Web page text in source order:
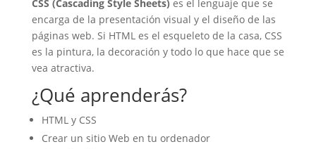
CSS (Cascading Style Sheets) es el lenguaje que se
encarga de la presentación visual y el diseño de las
páginas web. Si HTML es el esqueleto de la casa, CSS
es la pintura, la decoración y todo lo que hace que se
vea atractiva.
¿Qué aprenderás?
HTML y CSS
Crear un sitio Web en tu ordenador